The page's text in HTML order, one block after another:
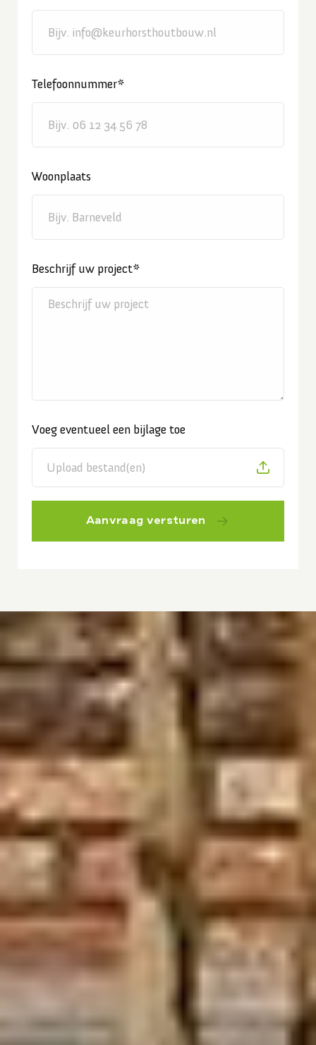
Telefoonnummer*
Woonplaats
Beschrijf uw project*
Voeg eventueel een bijlage toe
Upload bestand(en)
Aanvraag versturen
Keurhorst Houtbouw
Zwolleweg 15, 3771 NR Barneveld
0342 231 241
info@keurhorsthoutbouw.nl